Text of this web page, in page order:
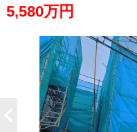
5,580万円